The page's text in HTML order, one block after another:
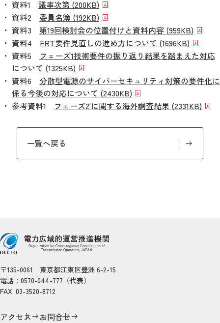
資料1 議事次第 (200KB)
資料2 委員名簿 (192KB)
資料3 第19回検討会の位置付けと資料内容 (959KB)
資料4 FRT要件見直しの進め方について (1696KB)
資料5
フェーズ1技術要件の振り返り結果を踏まえた対応
について (1325KB)
資料6 分散型電源のサイバーセキュリティ対策の要件化に
係る今後の対応について (2430KB)
参考資料1
フェーズ2'に関する海外調査結果 (2331KB)
一覧へ戻る
〒135-0061 東京都江東区豊洲 6-2-15
電話：0570-044-777（代表）
FAX: 03-3520-8712
アクセス お問合せ